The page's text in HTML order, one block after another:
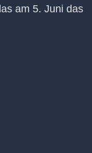
am 5. Juni das